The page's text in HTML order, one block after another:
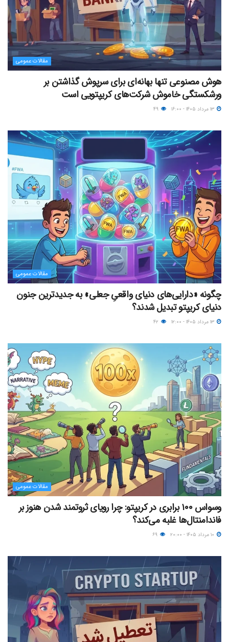
مقالات عمومی
هوش مصنوعی تنها بهانه‌ای برای سرپوش گذاشتن بر
ورشکستگی خاموش شرکت‌های کریپتویی است
مقالات عمومی
چگونه «دارایی‌های دنیای واقعیِ جعلی» به جدیدترین جنون
دنیای کریپتو تبدیل شدند؟
مقالات عمومی
وسواس ۱۰۰ برابری در کریپتو: چرا رویای ثروتمند شدن هنوز بر
فاندامنتال‌ها غلبه می‌کند؟